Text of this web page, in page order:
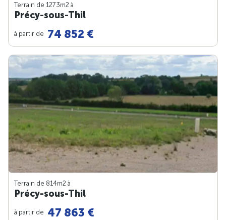
Terrain de 1273m2 à
Précy-sous-Thil
à partir de 74 852 €
Terrain de 814m2 à
Précy-sous-Thil
à partir de 47 863 €